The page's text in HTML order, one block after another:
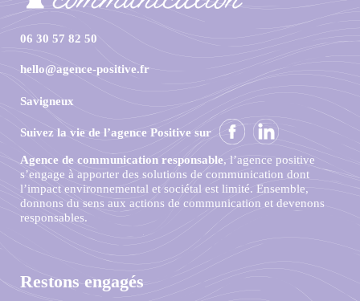
06 30 57 82 50
hello@agence-positive.fr
Savigneux
Suivez la vie de l’agence Positive sur
Agence de communication responsable, l’agence positive
s’engage à apporter des solutions de communication dont
l’impact environnemental et sociétal est limité. Ensemble,
donnons du sens aux actions de communication et devenons
responsables.
Restons engagés